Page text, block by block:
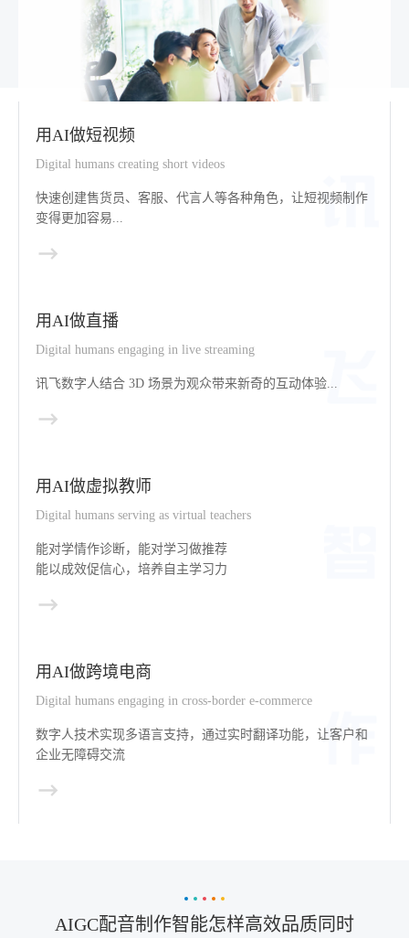
用AI做短视频
Digital humans creating short videos
快速创建售货员、客服、代言人等各种角色，让短视频制作
变得更加容易...
用AI做直播
Digital humans engaging in live streaming
讯飞数字人结合 3D 场景为观众带来新奇的互动体验...
用AI做虚拟教师
Digital humans serving as virtual teachers
能对学情作诊断，能对学习做推荐
能以成效促信心，培养自主学习力
用AI做跨境电商
Digital humans engaging in cross-border e-commerce
数字人技术实现多语言支持，通过实时翻译功能，让客户和
企业无障碍交流
AIGC配音制作智能怎样高效品质同时